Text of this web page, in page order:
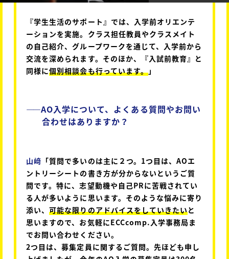
『学生生活のサポート』では、入学前オリエンテ
ーションを実施。クラス担任教員やクラスメイト
の自己紹介、グループワークを通じて、入学前から
交流を深められます。そのほか、『入試前教育』と
同様に個別相談会も行っています。」
――AO入学について、よくある質問やお問い
合わせはありますか？
山﨑 「質問で多いのは主に２つ。1つ目は、AOエ
ントリーシートの書き方が分からないというご質
問です。特に、志望動機や自己PRに苦戦されてい
る人が多いように思います。そのような悩みに寄り
添い、可能な限りのアドバイスをしていきたいと
思いますので、お気軽にECCcomp.入学事務局ま
でお問い合わせください。
2つ目は、募集定員に関するご質問。先ほども申し